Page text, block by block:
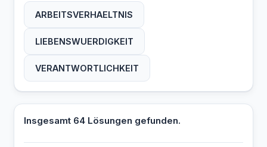
ARBEITSVERHAELTNIS
LIEBENSWUERDIGKEIT
VERANTWORTLICHKEIT
Insgesamt 64 Lösungen gefunden.